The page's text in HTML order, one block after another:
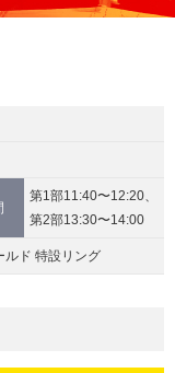
第1部11:40〜12:20、
第2部13:30〜14:00
ルド 特設リング